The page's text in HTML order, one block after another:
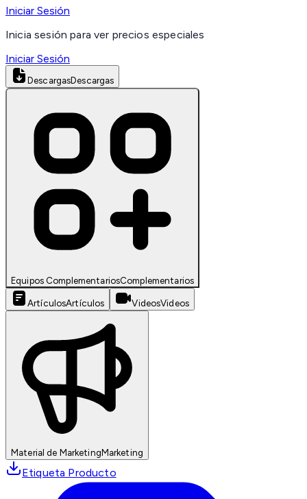
Iniciar Sesión
Inicia sesión para ver precios especiales
Iniciar Sesión
DescargasDescargas
Equipos ComplementariosComplementarios
ArtículosArtículos VideosVideos
Material de MarketingMarketing
Etiqueta Producto